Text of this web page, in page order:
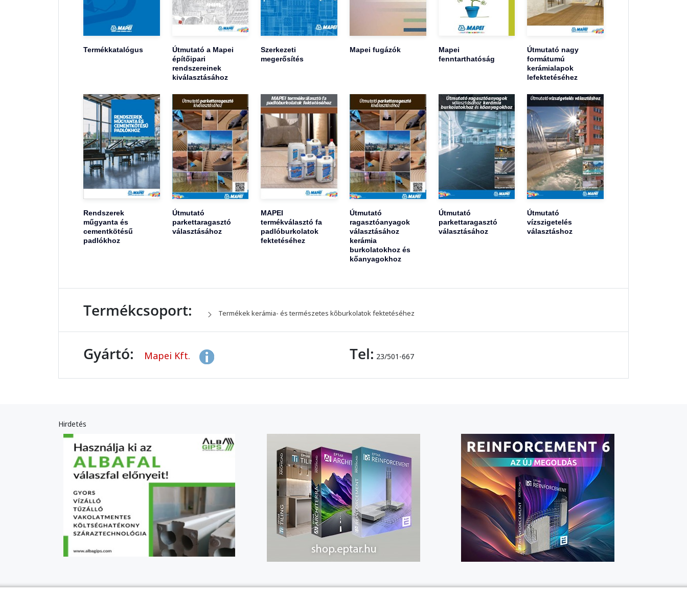
Termékkatalógus
Útmutató a Mapei
építőipari
rendszereinek
kiválasztásához
Szerkezeti
megerősítés
Mapei fugázók
Mapei
fenntarthatóság
Útmutató nagy
formátumú
kerámialapok
lefektetéséhez
Rendszerek
műgyanta és
cementkötésű
padlókhoz
Útmutató
parkettaragasztó
választásához
MAPEI
termékválasztó fa
padlóburkolatok
fektetéséhez
Útmutató
ragasztóanyagok
választásához
kerámia
burkolatokhoz és
kőanyagokhoz
Útmutató
parkettaragasztó
választásához
Útmutató
vízszigetelés
választáshoz
Termékcsoport: Termékek kerámia- és természetes kőburkolatok fektetéséhez
Gyártó: Mapei Kft. Tel: 23/501-667
Hirdetés